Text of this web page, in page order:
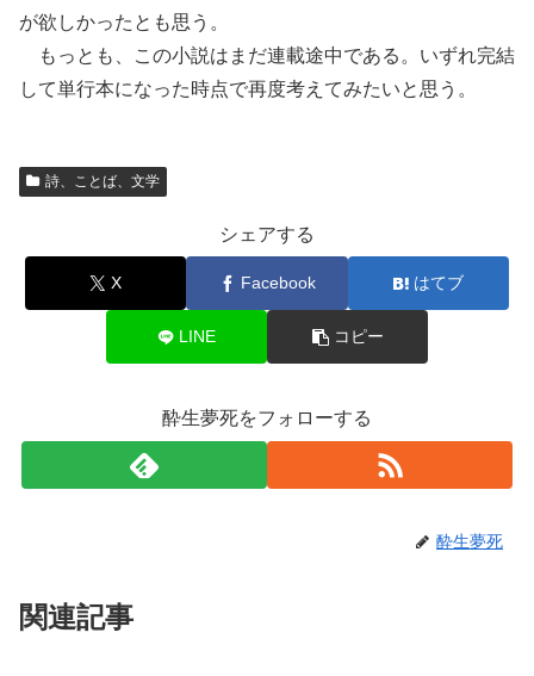
が欲しかったとも思う。
もっとも、この小説はまだ連載途中である。いずれ完結
して単行本になった時点で再度考えてみたいと思う。
詩、ことば、文学
シェアする
X Facebook はてブ
LINE コピー
酔生夢死をフォローする
酔生夢死
関連記事